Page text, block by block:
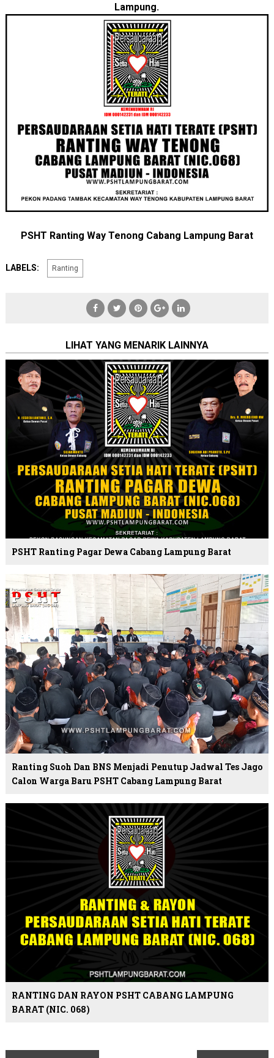
Lampung.
PSHT Ranting Way Tenong Cabang Lampung Barat
LABELS: Ranting
LIHAT YANG MENARIK LAINNYA
PSHT Ranting Pagar Dewa Cabang Lampung Barat
Ranting Suoh Dan BNS Menjadi Penutup Jadwal Tes Jago
Calon Warga Baru PSHT Cabang Lampung Barat
RANTING DAN RAYON PSHT CABANG LAMPUNG
BARAT (NIC. 068)